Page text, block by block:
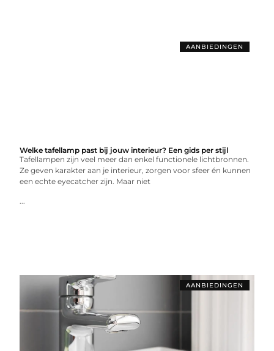
AANBIEDINGEN
Welke tafellamp past bij jouw interieur? Een gids per stijl
Tafellampen zijn veel meer dan enkel functionele lichtbronnen.
Ze geven karakter aan je interieur, zorgen voor sfeer én kunnen
een echte eyecatcher zijn. Maar niet
...
AANBIEDINGEN